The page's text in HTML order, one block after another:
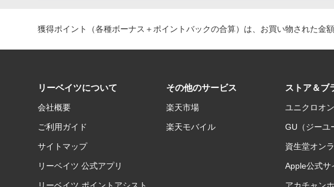
獲得ポイント（各種ボーナス＋ポイントバックの合算）は、お買い物された金
リーベイツについて
会社概要
ご利用ガイド
サイトマップ
リーベイツ 公式アプリ
その他のサービス
楽天市場
楽天モバイル
ストア＆ブ
ユニクロオ
GU（ジーユ
資生堂オン
Apple公式サ